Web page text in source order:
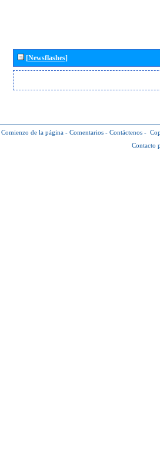
[Newsflashes]
Comienzo de la página - Comentarios - Contáctenos -
Contacto